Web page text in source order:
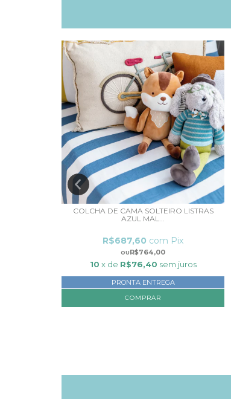
COLCHA DE CAMA SOLTEIRO LISTRAS
AZUL MAL...
R$764,00
R$687,60 com Pix
10 x de R$76,40 sem juros
PRONTA ENTREGA
COMPRAR